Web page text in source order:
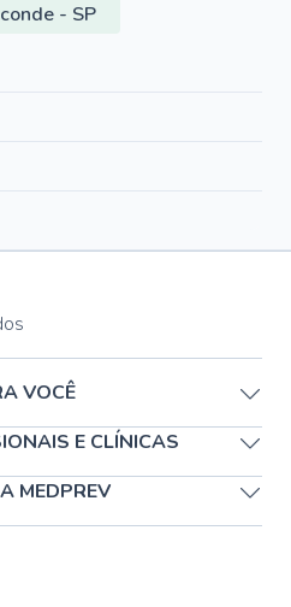
- SP
VOCÊ
E CLÍNICAS
MEDPREV